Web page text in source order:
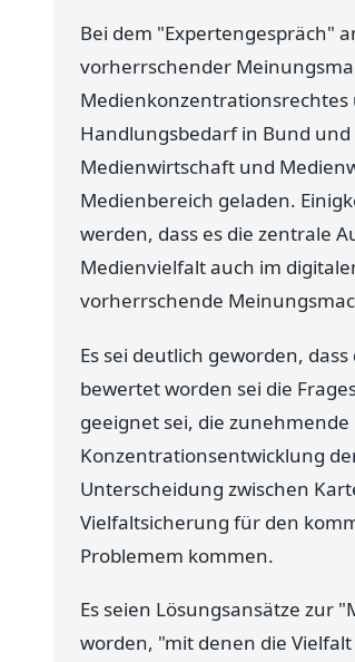
Bei dem "Expertengespräch"
vorherrschender
Handlungsbedarf in Bund
Medienwirtschaft und
Medienbereich geladen.
werden, dass es die zentrale
Medienvielfalt auch im
vorherrschende
Es sei deutlich geworden,
bewertet worden sei die
geeignet sei, die
Konzentrationsentwicklung
Unterscheidung zwischen
Vielfaltsicherung für den
Problemem kommen.
Es seien Lösungsansätze zur
worden, "mit denen die